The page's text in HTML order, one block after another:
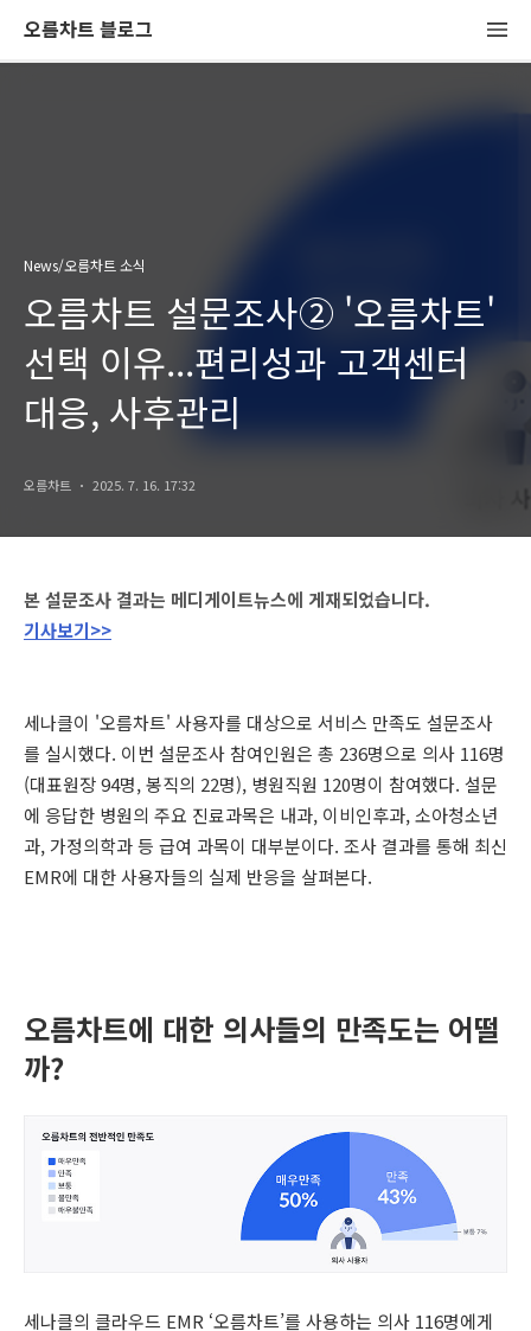
오름차트 블로그
News/오름차트 소식
오름차트 설문조사② '오름차트'
선택 이유...편리성과 고객센터
대응, 사후관리
오름차트 2025. 7. 16. 17:32
본 설문조사 결과는 메디게이트뉴스에 게재되었습니다.
기사보기>>
세나클이 '오름차트' 사용자를 대상으로 서비스 만족도 설문조사
를 실시했다. 이번 설문조사 참여인원은 총 236명으로 의사 116명
(대표원장 94명, 봉직의 22명), 병원직원 120명이 참여했다. 설문
에 응답한 병원의 주요 진료과목은 내과, 이비인후과, 소아청소년
과, 가정의학과 등 급여 과목이 대부분이다. 조사 결과를 통해 최신
EMR에 대한 사용자들의 실제 반응을 살펴본다.
오름차트에 대한 의사들의 만족도는 어떨
까?
세나클의 클라우드 EMR ‘오름차트’를 사용하는 의사 116명에게